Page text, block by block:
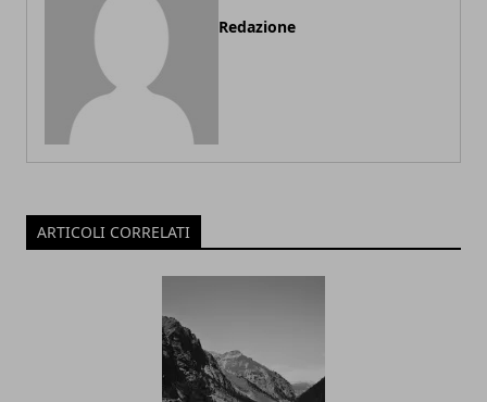
Redazione
ARTICOLI CORRELATI